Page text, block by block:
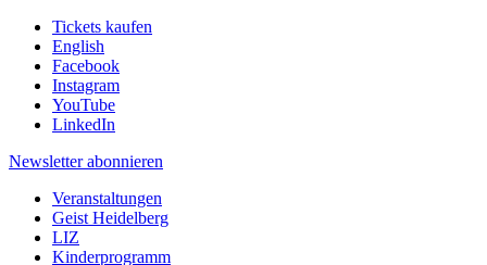
Tickets kaufen
English
Facebook
Instagram
YouTube
LinkedIn
Newsletter abonnieren
Veranstaltungen
Geist Heidelberg
LIZ
Kinderprogramm